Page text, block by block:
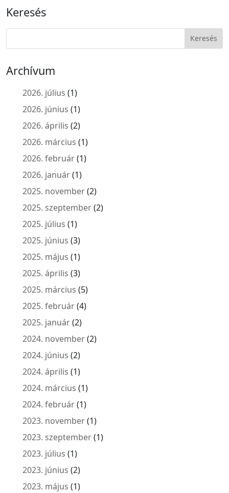
Keresés
Archívum
2026. július (1)
2026. június (1)
2026. április (2)
2026. március (1)
2026. február(1)
2026. január(1)
2025. november(2)
2025. szeptember(2)
2025. július (1)
2025. június (3)
2025. május (1)
2025. április (3)
2025. március (5)
2025. február(4)
2025. január(2)
2024. november(2)
2024. június (2)
2024. április (1)
2024. március (1)
2024. február(1)
2023. november(1)
2023. szeptember(1)
2023. július (1)
2023. június (2)
2023. május (1)